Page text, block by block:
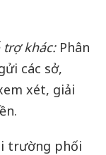
khác:Phân
các sở,
xét, giải
trường phối